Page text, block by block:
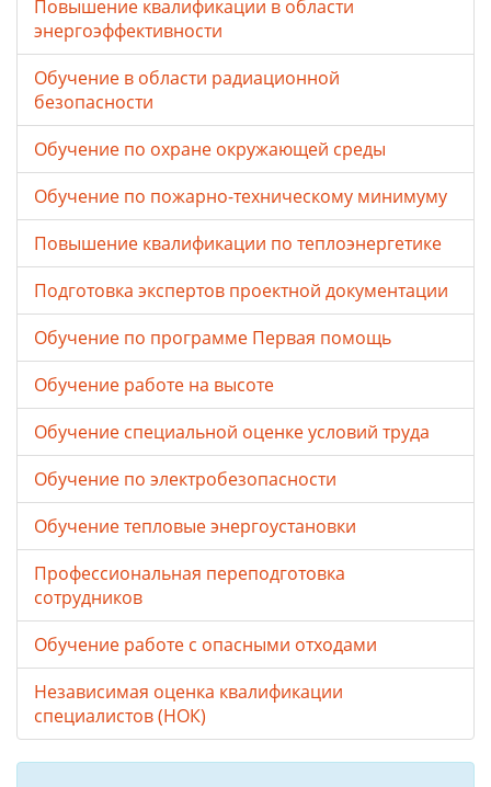
Повышение квалификации в области
энергоэффективности
Обучение в области радиационной
безопасности
Обучение по охране окружающей среды
Обучение по пожарно-техническому минимуму
Повышение квалификации по теплоэнергетике
Подготовка экспертов проектной документации
Обучение по программе Первая помощь
Обучение работе на высоте
Обучение специальной оценке условий труда
Обучение по электробезопасности
Обучение тепловые энергоустановки
Профессиональная переподготовка
сотрудников
Обучение работе с опасными отходами
Независимая оценка квалификации
специалистов (НОК)